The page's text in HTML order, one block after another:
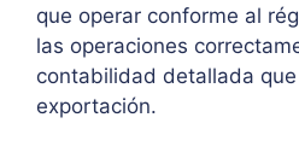
que operar conforme al
las operaciones
contabilidad detallada
exportación.